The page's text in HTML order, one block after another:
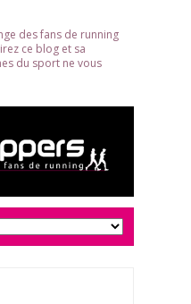
des fans de running
ce blog et sa
du sport ne vous